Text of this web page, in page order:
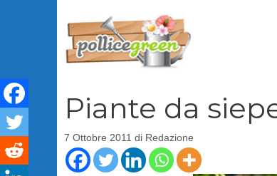
Piante da
7 Ottobre 2011 di Redazione